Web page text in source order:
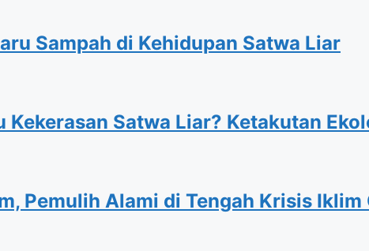
Sampah di Kehidupan Satwa Liar
Kekerasan Satwa Liar? Ketakutan
Pemulih Alami di Tengah Krisis Iklim